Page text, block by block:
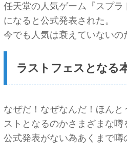
任天堂の人気ゲーム『スプ
になると公式発表された。
今でも人気は衰えていないの
ラストフェスとなる
なぜだ！なぜなんだ！ほん
ストとなるのかさまざまな噂
公式発表がない為あくまで噂